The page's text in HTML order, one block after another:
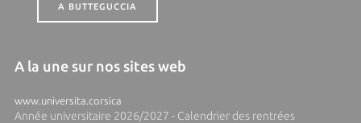
A BUTTEGUCCIA
A la une sur nos sites web
www.universita.corsica
Année universitaire 2026/2027 - Calendrier des rentrées